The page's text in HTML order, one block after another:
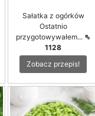
Sałatka z ogórków
Ostatnio
przygotowywałem... ⇖
1128
Zobacz przepis!